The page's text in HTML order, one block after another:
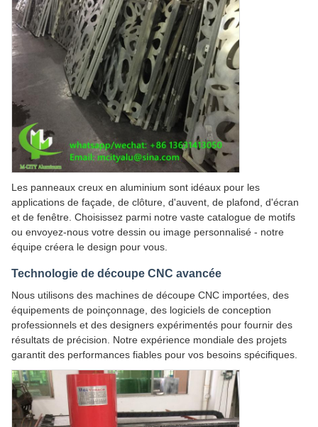
Les panneaux creux en aluminium sont idéaux pour les
applications de façade, de clôture, d'auvent, de plafond, d'écran
et de fenêtre. Choisissez parmi notre vaste catalogue de motifs
ou envoyez-nous votre dessin ou image personnalisé - notre
équipe créera le design pour vous.
Technologie de découpe CNC avancée
Nous utilisons des machines de découpe CNC importées, des
équipements de poinçonnage, des logiciels de conception
professionnels et des designers expérimentés pour fournir des
résultats de précision. Notre expérience mondiale des projets
garantit des performances fiables pour vos besoins spécifiques.